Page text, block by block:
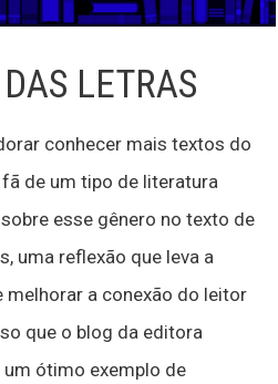
LETRAS
conhecer mais textos do
de um tipo de literatura
esse gênero no texto de
uma reflexão que leva a
a conexão do leitor
que o blog da editora
um ótimo exemplo de